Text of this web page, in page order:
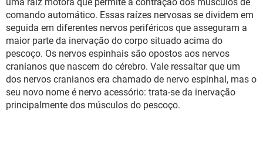
GLOSSÁRIO
comando automático. Essas raízes nervosas se dividem em
seguida em diferentes nervos periféricos que asseguram a
maior parte da inervação do corpo situado acima do
pescoço. Os nervos espinhais são opostos aos nervos
cranianos que nascem do cérebro. Vale ressaltar que um
dos nervos cranianos era chamado de nervo espinhal, mas o
seu novo nome é nervo acessório: trata-se da inervação
principalmente dos músculos do pescoço.